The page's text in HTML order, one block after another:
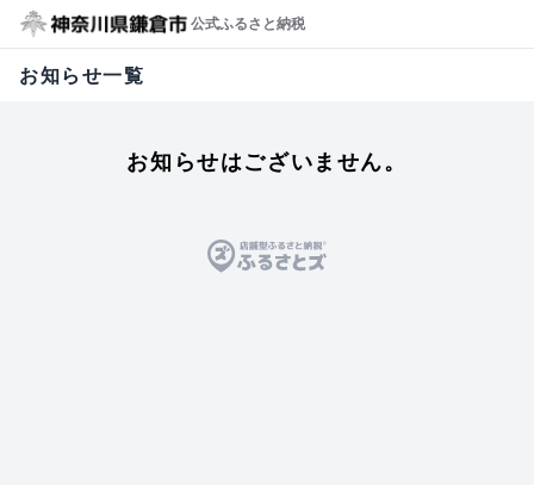
公式ふるさと納税
お知らせ一覧
お知らせはございません。